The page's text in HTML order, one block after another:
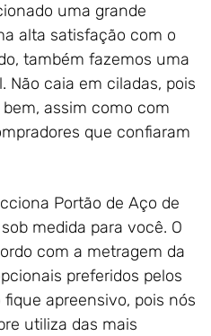
uma grande
alta satisfação com o
também fazemos uma
Não caia em ciladas, pois
assim como com
que confiaram
Portão de Aço de
medida para você. O
com a metragem da
preferidos pelos
apreensivo, pois nós
utiliza das mais